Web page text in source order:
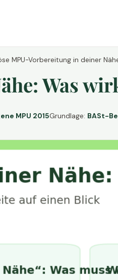
MPU-Vorbereitung in deiner
Was
MPU 2015Grundlage: BASt-